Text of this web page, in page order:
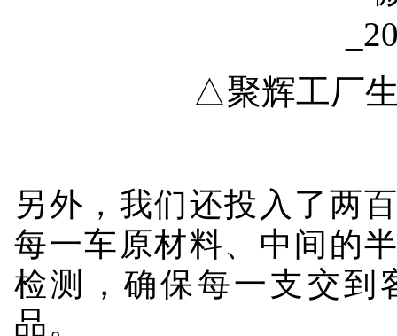
△聚辉工厂
每一车原材料、中间的
检测，确保每一支交到
品。